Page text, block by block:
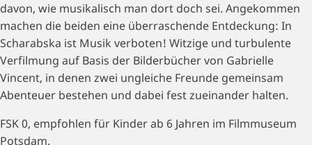
davon, wie musikalisch man dort doch sei. Angekommen
machen die beiden eine überraschende Entdeckung: In
Scharabska ist Musik verboten! Witzige und turbulente
Verfilmung auf Basis der Bilderbücher von Gabrielle
Vincent, in denen zwei ungleiche Freunde gemeinsam
Abenteuer bestehen und dabei fest zueinander halten.
FSK 0, empfohlen für Kinder ab 6 Jahren im Filmmuseum
Potsdam.